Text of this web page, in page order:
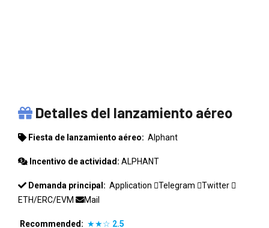
Detalles del lanzamiento aéreo
Fiesta de lanzamiento aéreo: Alphant
Incentivo de actividad: ALPHANT
Demanda principal: Application Telegram
Twitter
ETH/ERC/EVM
Mail
Recommended: ★★☆ 2.5